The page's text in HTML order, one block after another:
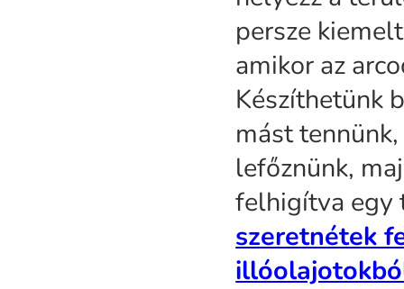
persze
amikor az
Készíthetünk
mást
lefőznünk,
felhigítva egy
szeretnétek